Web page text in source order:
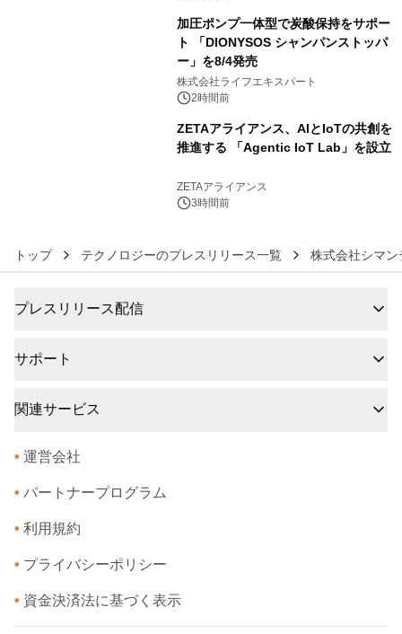
加圧ポンプ一体型で炭酸保持をサポー
ト 「DIONYSOS シャンパンストッパ
ー」を8/4発売
株式会社ライフエキスパート
2時間前
ZETAアライアンス、AIとIoTの共創を
推進する 「Agentic IoT Lab」を設立
ZETAアライアンス
3時間前
トップ テクノロジーのプレスリリース一覧 株式会社シマン
プレスリリース配信
サポート
関連サービス
• 運営会社
• パートナープログラム
• 利用規約
• プライバシーポリシー
• 資金決済法に基づく表示